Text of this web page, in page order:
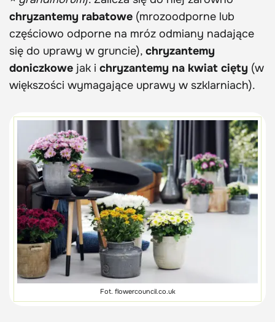
chryzantemy rabatowe (mrozoodporne lub
częściowo odporne na mróz odmiany nadające
się do uprawy w gruncie), chryzantemy
doniczkowe jak i chryzantemy na kwiat cięty (w
większości wymagające uprawy w szklarniach).
Fot. flowercouncil.co.uk